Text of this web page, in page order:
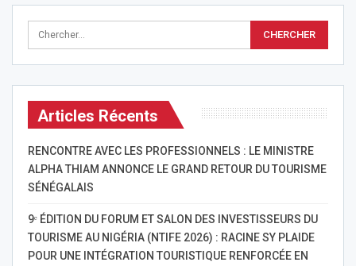
Articles Récents
RENCONTRE AVEC LES PROFESSIONNELS : LE MINISTRE
ALPHA THIAM ANNONCE LE GRAND RETOUR DU TOURISME
SÉNÉGALAIS
9ᵉ ÉDITION DU FORUM ET SALON DES INVESTISSEURS DU
TOURISME AU NIGÉRIA (NTIFE 2026) : RACINE SY PLAIDE
POUR UNE INTÉGRATION TOURISTIQUE RENFORCÉE EN